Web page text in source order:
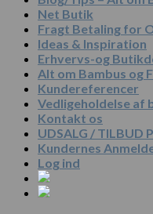
Net Butik
Fragt Betaling for
Ideas & Inspiration
Erhvervs-og
Alt om Bambus og
Kundereferencer
Vedligeholdelse af
Kontakt os
UDSALG / TILBUD
Kundernes
Log ind